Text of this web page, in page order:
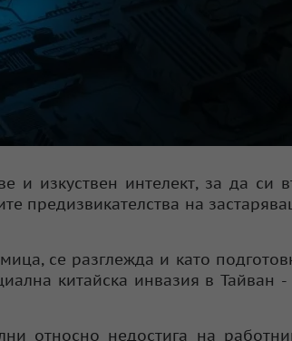
и изкуствен интелект, за да си
предизвикателства на
се разглежда и като
китайска инвазия в Тайван
относно недостига на